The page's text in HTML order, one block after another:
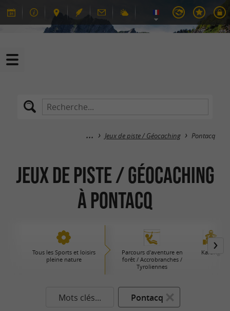
Jeux de piste / Géocaching Pontacq
Jeux de piste / Géocaching
à Pontacq
Tous les Sports et loisirs
pleine nature
Parcours d'aventure en
forêt / Accrobranches /
Tyroliennes
Karting
Mots clés... Pontacq